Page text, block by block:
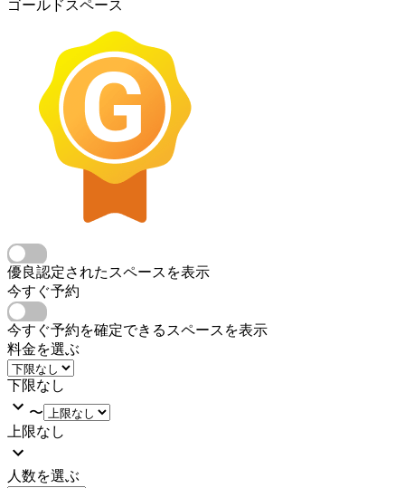
ゴールドスペース
優良認定されたスペースを表示
今すぐ予約
今すぐ予約を確定できるスペースを表示
料金を選ぶ
下限なし
〜
上限なし
人数を選ぶ